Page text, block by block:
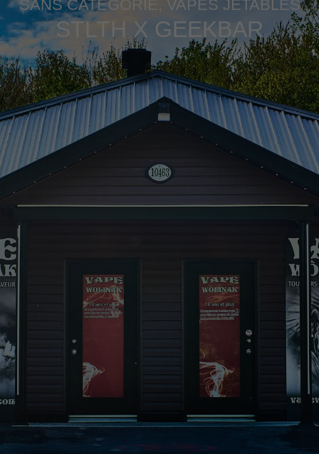
SANS CATÉGORIE, VAPES JETABLES
STLTH X GEEKBAR